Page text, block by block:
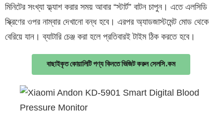
মিনিটের সংখ্যা ফ্ল্যাশ করার সময় আবার “স্টার্ট” বাটন চাপুন। এতে এলসিডি
স্ক্রিণের ওপর নাম্বার দেখানো বন্ধ হবে। এরপর অ্যাডজাস্টমেন্ট মোড থেকে
বেরিয়ে যান। ব্যাটারি চেঞ্জ করা হলে প্রতিবারই টাইম ঠিক করতে হবে।
বাছাইকৃত কোয়ালিটি পণ্য কিনতে ভিজিট করুন সেলসি.কম